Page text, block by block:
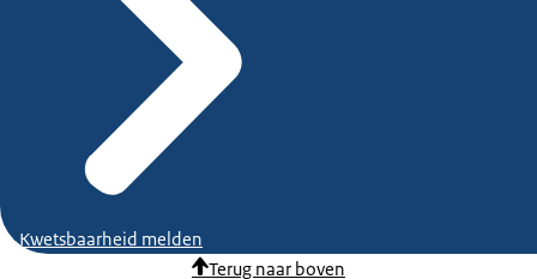
Kwetsbaarheid melden
Terug naar boven